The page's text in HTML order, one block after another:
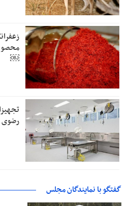
￼
رضوی
گفتگو با نمایندگان مجلس